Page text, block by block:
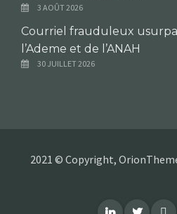
3 AOÛT 2026
Courriel frauduleux
l’Ademe et de l’ANAH
30 JUILLET 2026
2021 © Copyright,